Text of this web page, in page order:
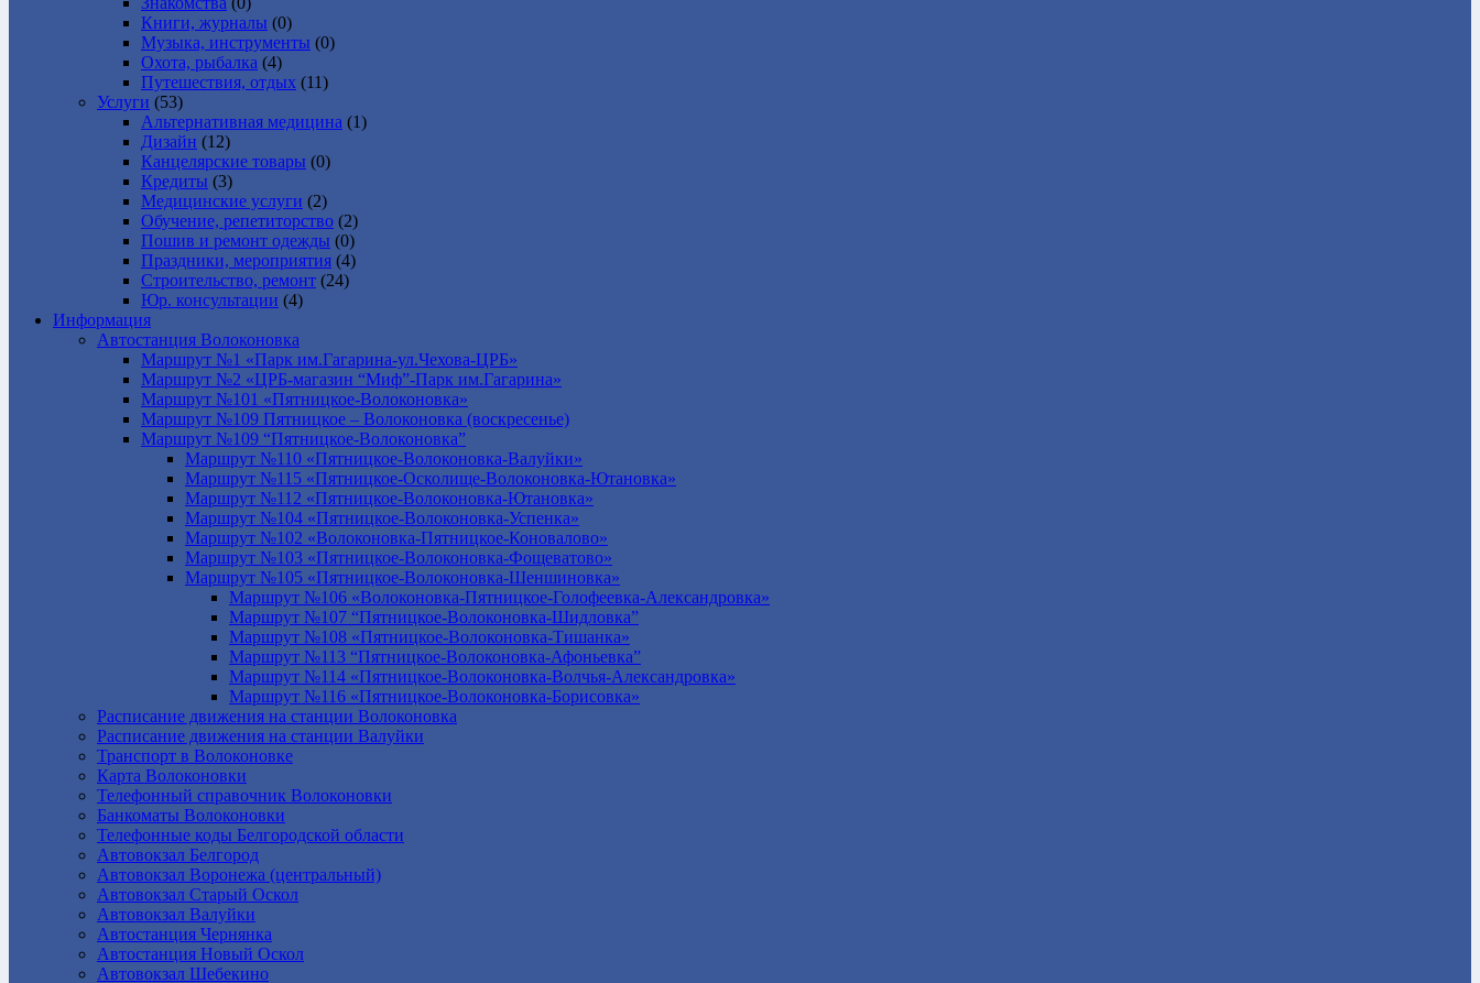
Книги, журналы (0)
Музыка, инструменты (0)
Охота, рыбалка (4)
Путешествия, отдых (11)
Услуги (53)
Альтернативная медицина (1)
Дизайн (12)
Канцелярские товары (0)
Кредиты (3)
Медицинские услуги (2)
Обучение, репетиторство (2)
Пошив и ремонт одежды (0)
Праздники, мероприятия (4)
Строительство, ремонт (24)
Юр. консультации (4)
Информация
Автостанция Волоконовка
Маршрут №1 «Парк им.Гагарина-ул.Чехова-ЦРБ»
Маршрут №2 «ЦРБ-магазин “Миф”-Парк им.Гагарина»
Маршрут №101 «Пятницкое-Волоконовка»
Маршрут №109 Пятницкое – Волоконовка (воскресенье)
Маршрут №109 “Пятницкое-Волоконовка”
Маршрут №110 «Пятницкое-Волоконовка-Валуйки»
Маршрут №115 «Пятницкое-Осколище-Волоконовка-Ютановка»
Маршрут №112 «Пятницкое-Волоконовка-Ютановка»
Маршрут №104 «Пятницкое-Волоконовка-Успенка»
Маршрут №102 «Волоконовка-Пятницкое-Коновалово»
Маршрут №103 «Пятницкое-Волоконовка-Фощеватово»
Маршрут №105 «Пятницкое-Волоконовка-Шеншиновка»
Маршрут №106 «Волоконовка-Пятницкое-Голофеевка-Александровка»
Маршрут №107 “Пятницкое-Волоконовка-Шидловка”
Маршрут №108 «Пятницкое-Волоконовка-Тишанка»
Маршрут №113 “Пятницкое-Волоконовка-Афоньевка”
Маршрут №114 «Пятницкое-Волоконовка-Волчья-Александровка»
Маршрут №116 «Пятницкое-Волоконовка-Борисовка»
Расписание движения на станции Волоконовка
Расписание движения на станции Валуйки
Транспорт в Волоконовке
Карта Волоконовки
Телефонный справочник Волоконовки
Банкоматы Волоконовки
Телефонные коды Белгородской области
Автовокзал Белгород
Автовокзал Воронежа (центральный)
Автовокзал Старый Оскол
Автовокзал Валуйки
Автостанция Чернянка
Автостанция Новый Оскол
Автовокзал Шебекино